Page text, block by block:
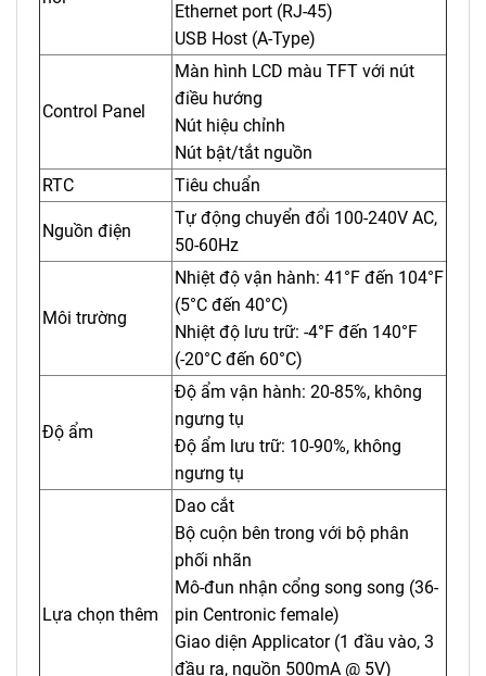
Ethernet port (RJ-45)
USB Host (A-Type)
Control Panel
Màn hình LCD màu TFT với nút
điều hướng
Nút hiệu chỉnh
Nút bật/tắt nguồn
RTC
Tiêu chuẩn
Nguồn điện
Tự động chuyển đổi 100-240V AC,
50-60Hz
Môi trường
Nhiệt độ vận hành: 41°F đến 104°F
(5°C đến 40°C)
Nhiệt độ lưu trữ: -4°F đến 140°F
(-20°C đến 60°C)
Độ ẩm
Độ ẩm vận hành: 20-85%, không
ngưng tụ
Độ ẩm lưu trữ: 10-90%, không
ngưng tụ
Lựa chọn thêm
Dao cắt
Bộ cuộn bên trong với bộ phân
phối nhãn
Mô-đun nhận cổng song song (36-
pin Centronic female)
Giao diện Applicator (1 đầu vào, 3
đầu ra, nguồn 500mA @ 5V)